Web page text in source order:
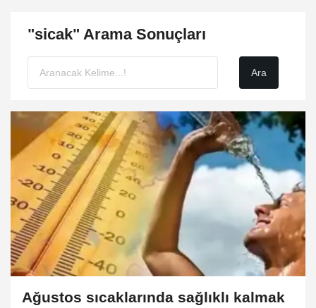
"sicak" Arama Sonuçları
Ağustos sıcaklarında sağlıklı kalmak